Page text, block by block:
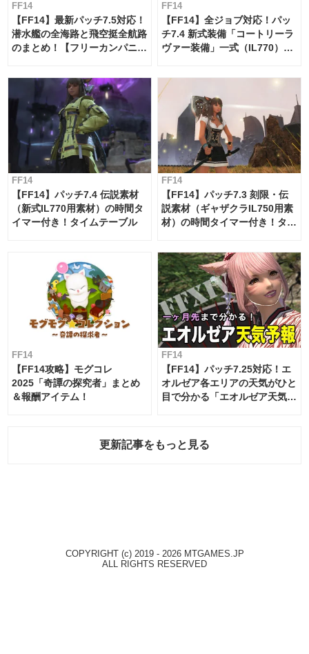
FF14
【FF14】最新パッチ7.5対応！
潜水艦の全海路と飛空挺全航路
のまとめ！【フリーカンパニ
FF14
【FF14】全ジョブ対応！パッ
チ7.4 新式装備「コートリーラ
ヴァー装備」一式（IL770）の
FF14
【FF14】パッチ7.4 伝説素材
（新式IL770用素材）の時間タ
イマー付き！タイムテーブル
FF14
【FF14】パッチ7.3 刻限・伝
説素材（ギャザクラIL750用素
材）の時間タイマー付き！タイ
FF14
【FF14攻略】モグコレ
2025「奇譚の探究者」まとめ
＆報酬アイテム！
FF14
【FF14】パッチ7.25対応！エ
オルゼア各エリアの天気がひと
目で分かる「エオルゼア天気予
更新記事をもっと見る
COPYRIGHT (c) 2019 - 2026 MTGAMES.JP
ALL RIGHTS RESERVED